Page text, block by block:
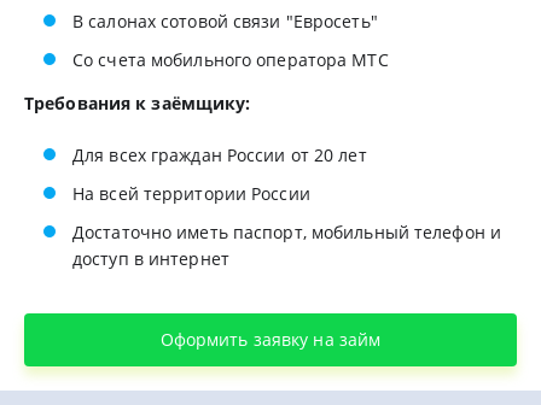
В салонах сотовой связи "Евросеть"
Со счета мобильного оператора МТС
Требования к заёмщику:
Для всех граждан России от 20 лет
На всей территории России
Достаточно иметь паспорт, мобильный телефон и
доступ в интернет
Оформить заявку на займ